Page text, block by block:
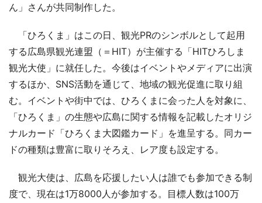
ん」さんが共同制作した。
「ひろくま」はこの日、観光PRのシンボルとして起用
する広島県観光連盟（＝HIT）が主催する「HITひろしま
観光大使」に就任した。今後はイベントやメディアに出演
するほか、SNS活動を通じて、地域の観光促進に取り組
む。イベントや街中では、ひろくまに会った人を対象に、
「ひろくま」の生態や広島に関する情報を記載したオリジ
ナルカード「ひろくま大図鑑カード」を進呈する。同カー
ドの種類は豊富に取りそろえ、レア度も設定する。
観光大使は、広島を応援したい人は誰でも参加できる制
度で、現在は1万8000人が参加する。目標人数は100万